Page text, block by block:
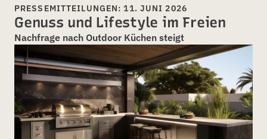
PRESSEMITTEILUNGEN: 11. JUNI 2026
Genuss und Lifestyle im Freien
Nachfrage nach Outdoor Küchen steigt